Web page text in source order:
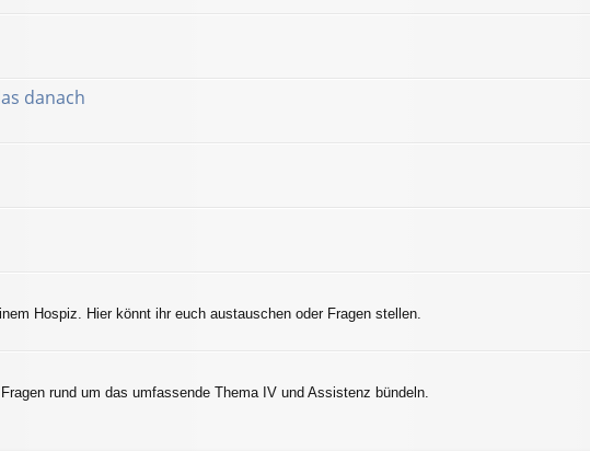
danach
Hospiz. Hier könnt ihr euch austauschen oder Fragen stellen.
rund um das umfassende Thema IV und Assistenz bündeln.